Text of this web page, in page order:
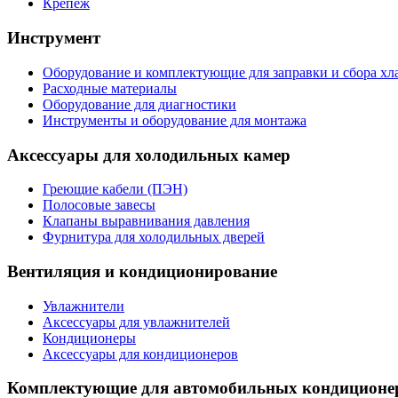
Крепеж
Инструмент
Оборудование и комплектующие для заправки и сбора
Расходные материалы
Оборудование для диагностики
Инструменты и оборудование для монтажа
Аксессуары для холодильных камер
Греющие кабели (ПЭН)
Полосовые завесы
Клапаны выравнивания давления
Фурнитура для холодильных дверей
Вентиляция и кондиционирование
Увлажнители
Аксессуары для увлажнителей
Кондиционеры
Аксессуары для кондиционеров
Комплектующие для автомобильных